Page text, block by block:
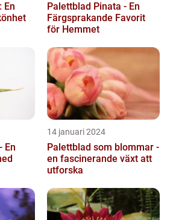
En
Palettblad Pinata - En
Färgsprakande Favorit
för Hemmet
En
14 januari 2024
Palettblad som blommar -
en fascinerande växt att
utforska